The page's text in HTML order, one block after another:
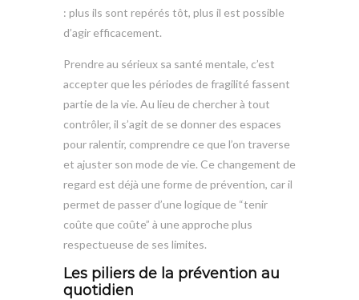
: plus ils sont repérés tôt, plus il est possible
d’agir efficacement.
Prendre au sérieux sa santé mentale, c’est
accepter que les périodes de fragilité fassent
partie de la vie. Au lieu de chercher à tout
contrôler, il s’agit de se donner des espaces
pour ralentir, comprendre ce que l’on traverse
et ajuster son mode de vie. Ce changement de
regard est déjà une forme de prévention, car il
permet de passer d’une logique de “tenir
coûte que coûte” à une approche plus
respectueuse de ses limites.
Les piliers de la prévention au
quotidien